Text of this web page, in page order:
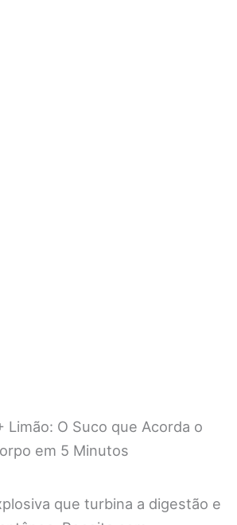
que turbina a digestão e